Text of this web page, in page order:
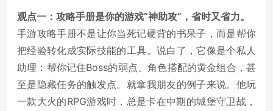
观点一：攻略手册是你的游戏“神助攻”，省时又省力。
手游攻略手册不是让你当死记硬背的书呆子，而是帮你
把经验转化成实际技能的工具。说白了，它像是个私人
助理：帮你记住Boss的弱点、角色搭配的黄金组合，甚
至是隐藏任务的触发点。就拿我朋友的例子来说。他玩
一款大火的RPG游戏时，总是卡在中期的城堡守卫战，